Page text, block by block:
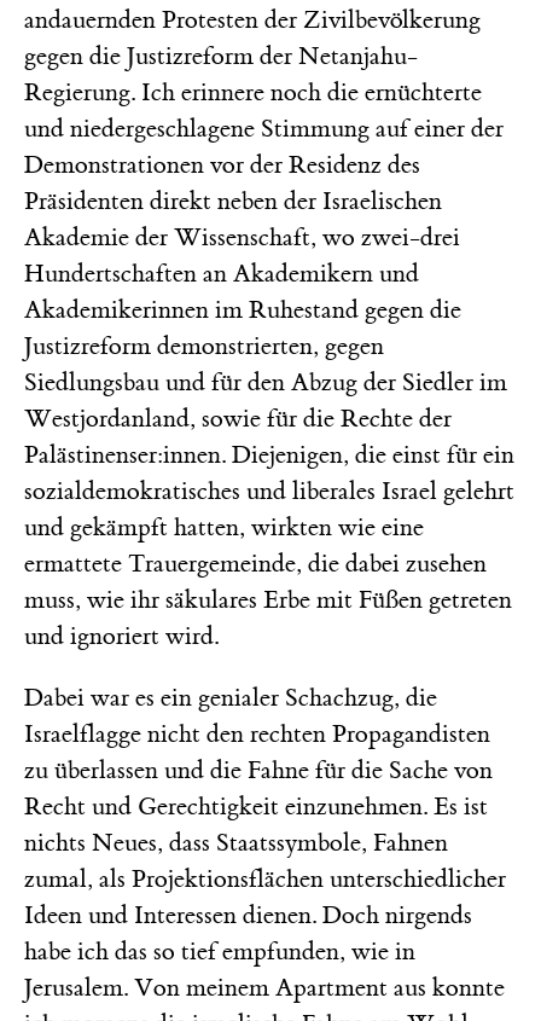
andauernden Protesten der Zivilbevölkerung
gegen die Justizreform der Netanjahu-
Regierung. Ich erinnere noch die ernüchterte
und niedergeschlagene Stimmung auf einer der
Demonstrationen vor der Residenz des
Präsidenten direkt neben der Israelischen
Akademie der Wissenschaft, wo zwei-drei
Hundertschaften an Akademikern und
Akademikerinnen im Ruhestand gegen die
Justizreform demonstrierten, gegen
Siedlungsbau und für den Abzug der Siedler im
Westjordanland, sowie für die Rechte der
Palästinenser:innen. Diejenigen, die einst für ein
sozialdemokratisches und liberales Israel gelehrt
und gekämpft hatten, wirkten wie eine
ermattete Trauergemeinde, die dabei zusehen
muss, wie ihr säkulares Erbe mit Füßen getreten
und ignoriert wird.
Dabei war es ein genialer Schachzug, die
Israelflagge nicht den rechten Propagandisten
zu überlassen und die Fahne für die Sache von
Recht und Gerechtigkeit einzunehmen. Es ist
nichts Neues, dass Staatssymbole, Fahnen
zumal, als Projektionsflächen unterschiedlicher
Ideen und Interessen dienen. Doch nirgends
habe ich das so tief empfunden, wie in
Jerusalem. Von meinem Apartment aus konnte